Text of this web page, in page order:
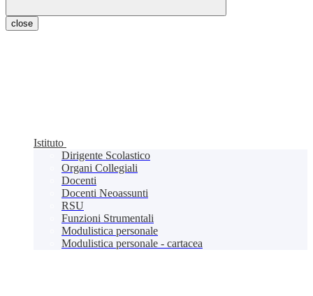
close
Istituto
Dirigente Scolastico
Organi Collegiali
Docenti
Docenti Neoassunti
RSU
Funzioni Strumentali
Modulistica personale
Modulistica personale - cartacea